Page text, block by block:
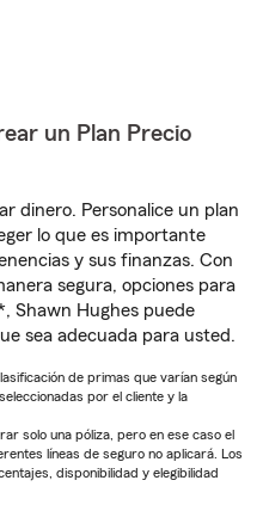
un Plan Precio
dinero. Personalice un plan
lo que es importante
y sus finanzas. Con
segura, opciones para
Shawn Hughes puede
sea adecuada para usted.
de primas que varían según
por el cliente y la
solo una póliza, pero en ese caso el
líneas de seguro no aplicará. Los
disponibilidad y elegibilidad